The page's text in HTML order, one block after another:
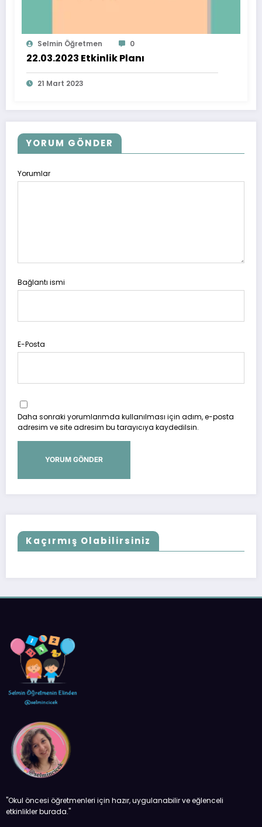
Selmin Öğretmen 0
22.03.2023 Etkinlik Planı
21 Mart 2023
YORUM GÖNDER
Yorumlar
Bağlantı ismi
E-Posta
Daha sonraki yorumlarımda kullanılması için adım, e-posta
adresim ve site adresim bu tarayıcıya kaydedilsin.
Kaçırmış Olabilirsiniz
''Okul öncesi öğretmenleri için hazır, uygulanabilir ve eğlenceli
etkinlikler burada.''